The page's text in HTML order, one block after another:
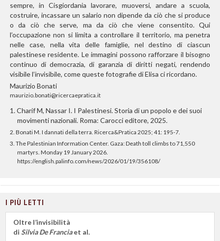
sempre, in Cisgiordania lavorare, muoversi, andare a scuola,
costruire, incassare un salario non dipende da ciò che si produce
o da ciò che serve, ma da ciò che viene consentito. Qui
l’occupazione non si limita a controllare il territorio, ma penetra
nelle case, nella vita delle famiglie, nel destino di ciascun
palestinese residente. Le immagini possono rafforzare il bisogno
continuo di democrazia, di garanzia di diritti negati, rendendo
visibile l’invisibile, come queste fotografie di Elisa ci ricordano.
Maurizio Bonati
maurizio.bonati@ricercaepratica.it
1.Charif M, Nassar I. I Palestinesi. Storia di un popolo e dei suoi
movimenti nazionali. Roma: Carocci editore, 2025.
2. Bonati M. I dannati della terra. Ricerca&Pratica 2025; 41: 195-7.
3. The Palestinian Information Center. Gaza: Death toll climbs to 71,550
martyrs. Monday 19 January 2026.
https://english.palinfo.com/news/2026/01/19/356108/
I PIÙ LETTI
Oltre l’invisibilità
di Silvia De Franciaet al.